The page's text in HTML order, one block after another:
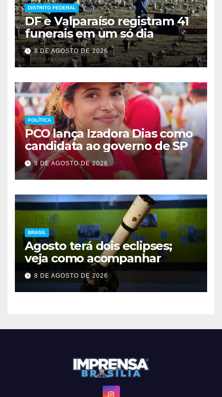
DISTRITO FEDERAL
DF e Valparaíso registram 41
funerais em um só dia
8 DE AGOSTO DE 2026
POLÍTICA
PCO lança Izadora Dias como
candidata ao governo de SP
8 DE AGOSTO DE 2026
BRASIL
Agosto terá dois eclipses;
veja como acompanhar
8 DE AGOSTO DE 2026